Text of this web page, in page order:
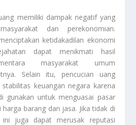
memiliki dampak negatif yang
dan perekonomian.
ketidakadilan ekonomi
dapat menikmati hasil
masyarakat umum
Selain itu, pencucian uang
keuangan negara karena
gunakan untuk menguasai pasar
barang dan jasa. Jika tidak di
ini juga dapat merusak reputasi